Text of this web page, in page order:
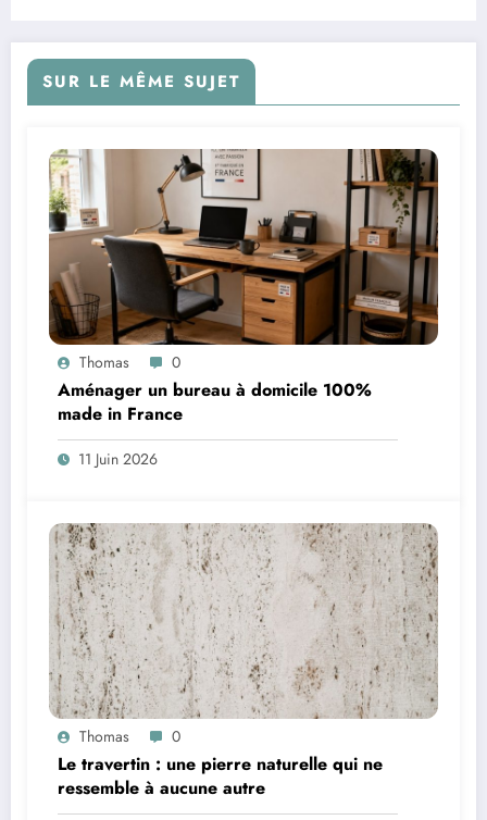
SUR LE MÊME SUJET
Thomas 0
Aménager un bureau à domicile 100%
made in France
11 Juin 2026
Thomas 0
Le travertin : une pierre naturelle qui ne
ressemble à aucune autre